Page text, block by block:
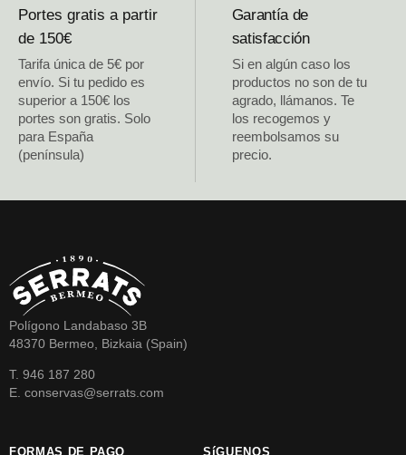
Portes gratis a partir
de 150€
Tarifa única de 5€ por
envío. Si tu pedido es
superior a 150€ los
portes son gratis. Solo
para España
(península)
Garantía de
satisfacción
Si en algún caso los
productos no son de tu
agrado, llámanos. Te
los recogemos y
reembolsamos su
precio.
Polígono Landabaso 3B
48370 Bermeo, Bizkaia (Spain)
T. 946 187 280
E. conservas@serrats.com
FORMAS DE PAGO SíGUENOS